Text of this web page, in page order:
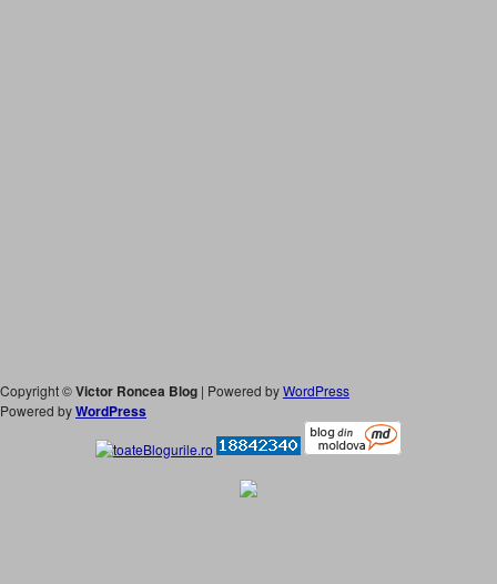
Copyright ©Victor Roncea Blog | Powered byWordPress
Powered byWordPress